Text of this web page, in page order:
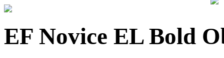
EF Novice EL Bold